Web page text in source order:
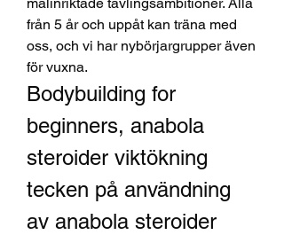
målinriktade tävlingsambitioner. Alla
från 5 år och uppåt kan träna med
oss, och vi har nybörjargrupper även
för vuxna.
Bodybuilding for
beginners, anabola
steroider viktökning
tecken på användning
av anabola steroider